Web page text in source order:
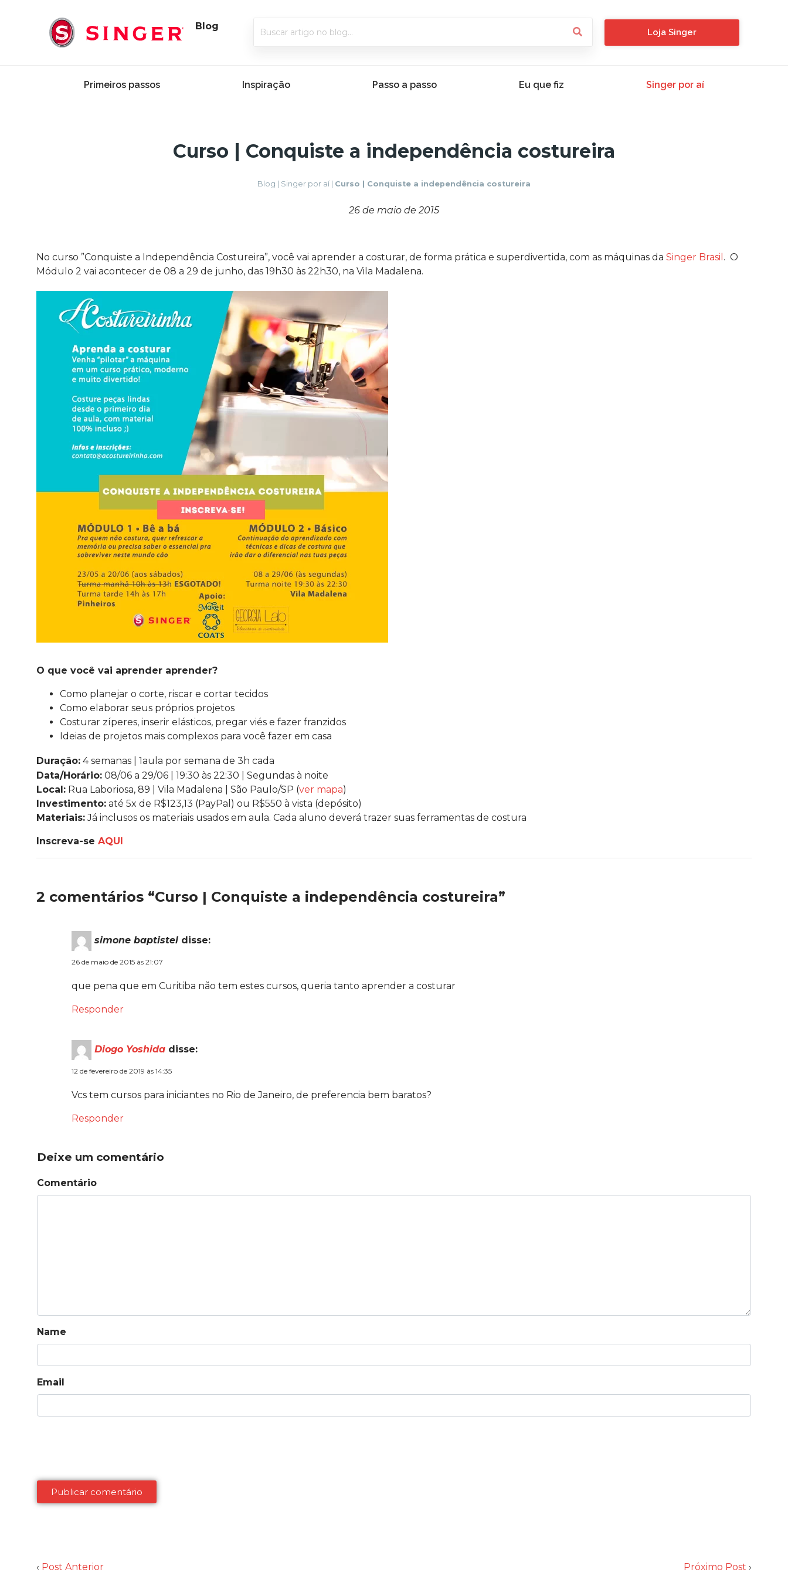
Blog
Loja Singer
Primeiros passos Inspiração Passo a passo Eu que fiz Singer por aí
Curso | Conquiste a independência costureira
Blog | Singer por aí | Curso | Conquiste a independência costureira
26 de maio de 2015
No curso ”Conquiste a Independência Costureira”, você vai aprender a costurar, de forma prática e superdivertida, com as máquinas da Singer Brasil . O
Módulo 2 vai acontecer de 08 a 29 de junho, das 19h30 às 22h30, na Vila Madalena.
O que você vai aprender aprender?
Como planejar o corte, riscar e cortar tecidos
Como elaborar seus próprios projetos
Costurar zíperes, inserir elásticos, pregar viés e fazer franzidos
Ideias de projetos mais complexos para você fazer em casa
Duração: 4 semanas | 1aula por semana de 3h cada
Data/Horário: 08/06 a 29/06 | 19:30 às 22:30 | Segundas à noite
Local: Rua Laboriosa, 89 | Vila Madalena | São Paulo/SP (ver mapa)
Investimento: até 5x de R$123,13 (PayPal) ou R$550 à vista (depósito)
Materiais:Já inclusos os materiais usados em aula. Cada aluno deverá trazer suas ferramentas de costura
Inscreva-se AQUI
2 comentários “Curso | Conquiste a independência costureira”
simone baptistel disse:
26 de maio de 2015 às 21:07
que pena que em Curitiba não tem estes cursos, queria tanto aprender a costurar
Responder
Diogo Yoshida disse:
12 de fevereiro de 2019 às 14:35
Vcs tem cursos para iniciantes no Rio de Janeiro, de preferencia bem baratos?
Responder
Deixe um comentário
Comentário
Name
Email
‹ Post Anterior Próximo Post ›